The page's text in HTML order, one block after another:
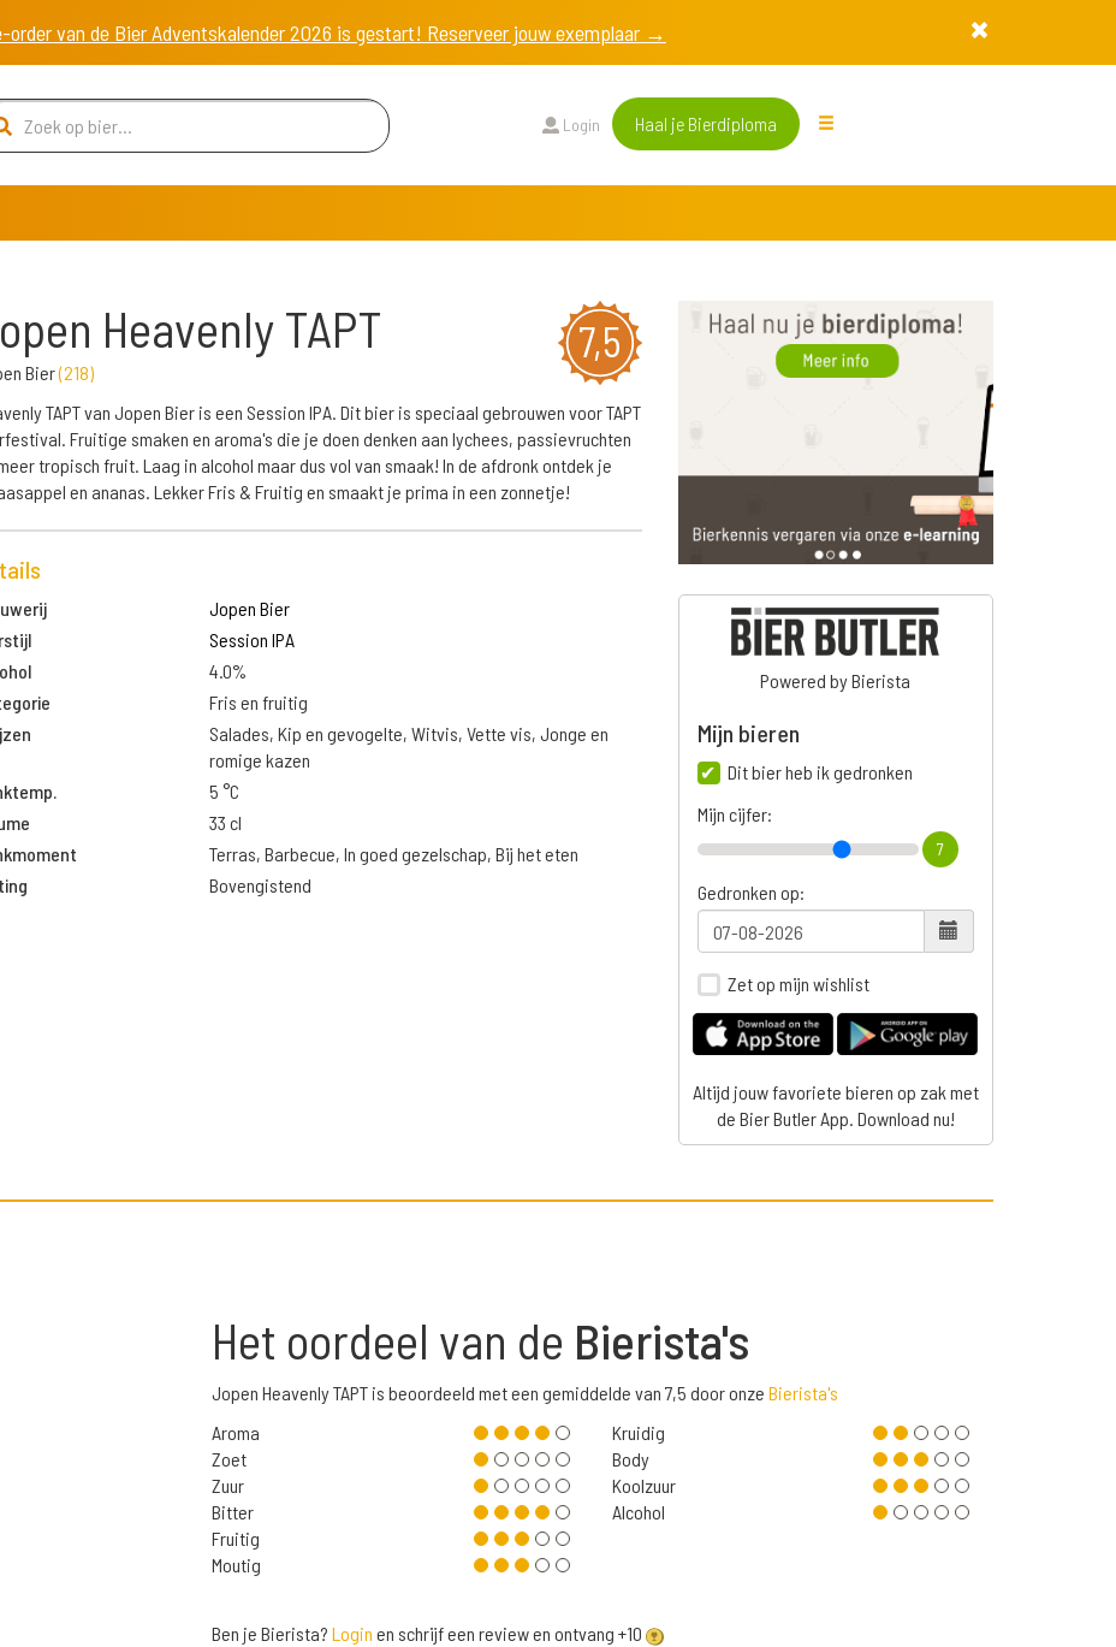
order van de Bier Adventskalender 2026 is gestart! Reserveer jouw exemplaar →
Login Haal je Bierdiploma
7,5
Heavenly TAPT
Bier(218)
TAPT van Jopen Bier is een Session IPA. Dit bier is speciaal gebrouwen voor TAPT
Fruitige smaken en aroma's die je doen denken aan lychees, passievruchten
tropisch fruit. Laag in alcohol maar dus vol van smaak! In de afdronk ontdek je
en ananas. Lekker Fris & Fruitig en smaakt je prima in een zonnetje!
Jopen Bier
Session IPA
4.0%
Fris en fruitig
Salades, Kip en gevogelte, Witvis, Vette vis, Jonge en
romige kazen
5 °C
33 cl
Terras, Barbecue, In goed gezelschap, Bij het eten
Bovengistend
Powered by Bierista
Mijn bieren
Dit bier heb ik gedronken
Mijn cijfer:
7
Gedronken op:
Zet op mijn wishlist
Altijd jouw favoriete bieren op zak met
de Bier Butler App. Download nu!
Het oordeel van de Bierista's
Jopen Heavenly TAPT is beoordeeld met een gemiddelde van 7,5 door onze Bierista's
Aroma
Zoet
Zuur
Bitter
Fruitig
Moutig
Kruidig
Body
Koolzuur
Alcohol
Ben je Bierista? Login en schrijf een review en ontvang +10